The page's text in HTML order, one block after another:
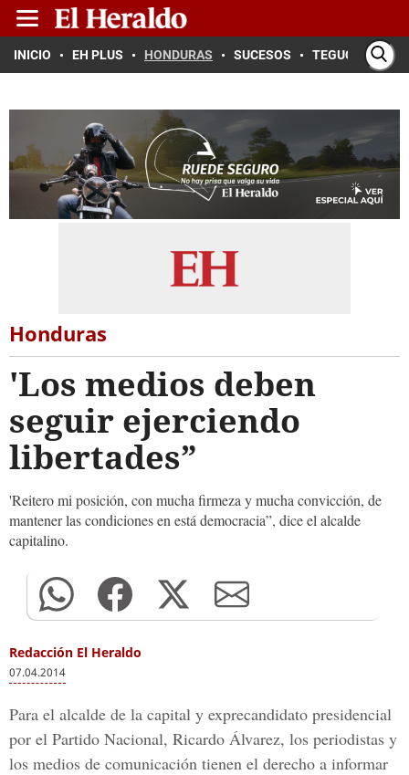
INICIO EH PLUS HONDURAS SUCESOS TEGUCIGALPA
Honduras
'Los medios deben
seguir ejerciendo
libertades”
'Reitero mi posición, con mucha firmeza y mucha convicción, de
mantener las condiciones en está democracia”, dice el alcalde
capitalino.
Redacción El Heraldo
07.04.2014
Para el alcalde de la capital y exprecandidato presidencial
por el Partido Nacional, Ricardo Álvarez, los periodistas y
los medios de comunicación tienen el derecho a informar